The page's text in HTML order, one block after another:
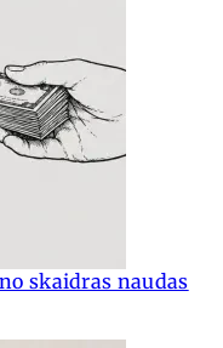
skaidras naudas